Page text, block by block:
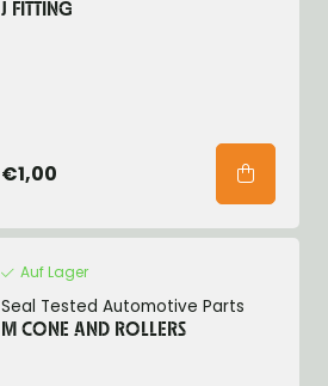
J FITTING
€1,00
Auf Lager
Seal Tested Automotive Parts
M CONE AND ROLLERS